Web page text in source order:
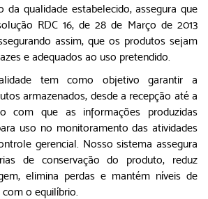
da qualidade estabelecido, assegura que
RDC 16, de 28 de Março de 2013
assim, que os produtos sejam
e adequados ao uso pretendido.
tem como objetivo garantir a
armazenados, desde a recepção até a
com que as informações produzidas
uso no monitoramento das atividades
gerencial. Nosso sistema assegura
de conservação do produto, reduz
elimina perdas e mantém níveis de
o equilíbrio.